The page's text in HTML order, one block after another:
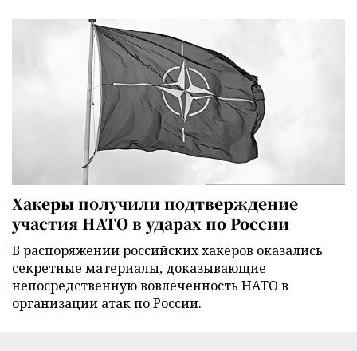
Хакеры получили подтверждение
участия НАТО в ударах по России
В распоряжении российских хакеров оказались
секретные материалы, доказывающие
непосредственную вовлеченность НАТО в
организации атак по России.